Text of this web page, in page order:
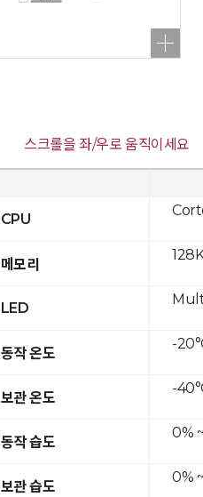
스크롤을 좌/우로 움직이세요
CPU
메모리
LED
동작 온도
보관 온도
동작 습도
보관 습도
-
-
0%
0%